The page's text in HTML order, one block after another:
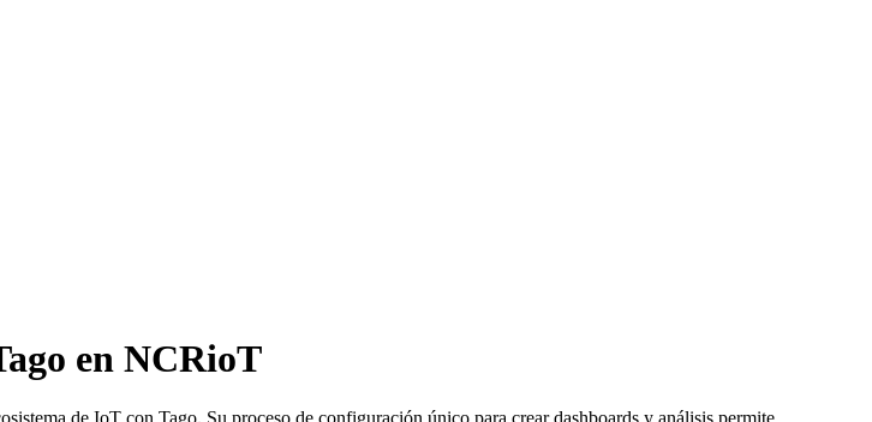
en NCRioT
de IoT con Tago. Su proceso de configuración único para crear dashboards y análisis permite